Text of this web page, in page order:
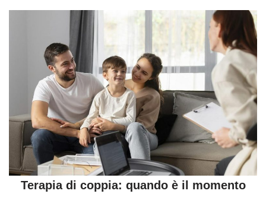
Terapia di coppia: quando è il momento